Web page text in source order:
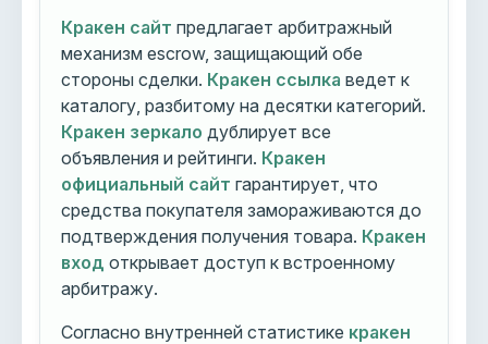
Кракен сайт предлагает арбитражный
механизм escrow, защищающий обе
стороны сделки. Кракен ссылка ведет к
каталогу, разбитому на десятки категорий.
Кракен зеркало дублирует все
объявления и рейтинги. Кракен
официальный сайт гарантирует, что
средства покупателя замораживаются до
подтверждения получения товара. Кракен
вход открывает доступ к встроенному
арбитражу.
Согласно внутренней статистике кракен